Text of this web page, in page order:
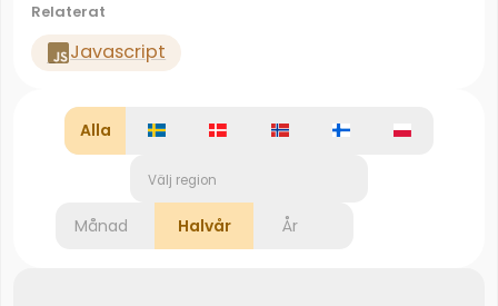
Relaterat
Javascript
Alla
Välj region
Månad Halvår År